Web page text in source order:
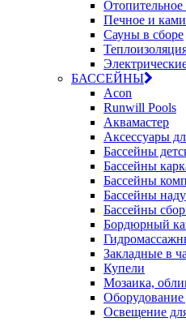
Отопительное
Печное и
Сауны в сборе
БАССЕЙНЫ
Acon
Runwill Pools
Аквамастер
Аксессуары
Бассейны
Бассейны
Бассейны
Бассейны
Бассейны
Бордюрный
Закладные в
Купели
Мозаика,
Оборудование
Освещение